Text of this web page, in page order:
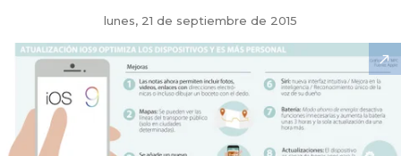
lunes, 21 de septiembre de 2015